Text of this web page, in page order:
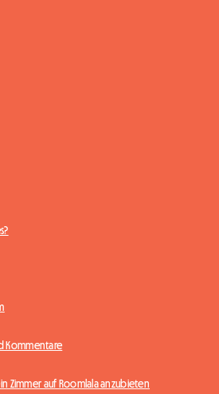
Kommentare
Zimmer auf Roomlala anzubieten